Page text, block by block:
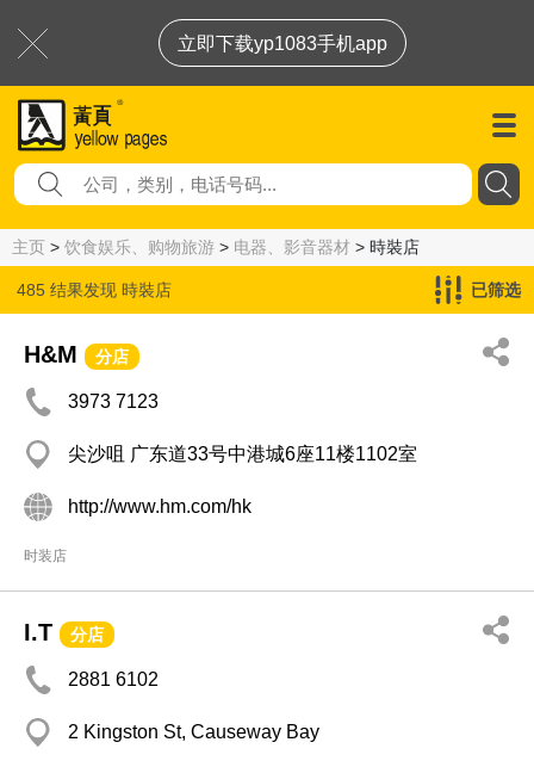
立即下载yp1083手机app
主页 > 饮食娱乐、购物旅游 > 电器、影音器材 > 時裝店
485 结果发现 時裝店 已筛选
H&M 分店
3973 7123
尖沙咀 广东道33号中港城6座11楼1102室
http://www.hm.com/hk
时装店
I.T 分店
2881 6102
2 Kingston St, Causeway Bay